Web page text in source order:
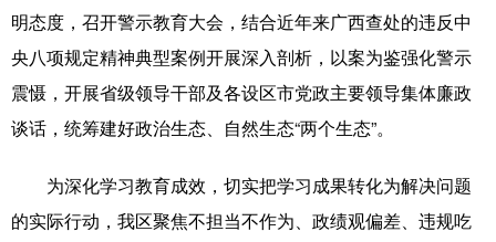
明态度，召开警示教育大会，结合近年来广西查处的违反中
央八项规定精神典型案例开展深入剖析，以案为鉴强化警示
震慑，开展省级领导干部及各设区市党政主要领导集体廉政
谈话，统筹建好政治生态、自然生态“两个生态”。
为深化学习教育成效，切实把学习成果转化为解决问题
的实际行动，我区聚焦不担当不作为、政绩观偏差、违规吃